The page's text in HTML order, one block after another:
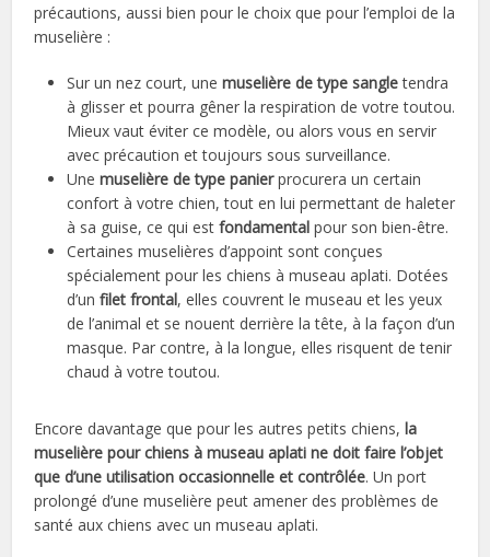
précautions, aussi bien pour le choix que pour l’emploi de la
muselière :
Sur un nez court, unemuselière de type sangletendra
à glisser et pourra gêner la respiration de votre toutou.
Mieux vaut éviter ce modèle, ou alors vous en servir
avec précaution et toujours sous surveillance.
Unemuselière de type panierprocurera un certain
confort à votre chien, tout en lui permettant de haleter
à sa guise, ce qui estfondamental pour son bien-être.
Certaines muselières d’appoint sont conçues
spécialement pour les chiens à museau aplati. Dotées
d’unfilet frontal, elles couvrent le museau et les yeux
de l’animal et se nouent derrière la tête, à la façon d’un
masque. Par contre, à la longue, elles risquent de tenir
chaud à votre toutou.
Encore davantage que pour les autres petits chiens,la
muselière pour chiens à museau aplati ne doit faire l’objet
que d’une utilisation occasionnelle et contrôlée. Un port
prolongé d’une muselière peut amener des problèmes de
santé aux chiens avec un museau aplati.